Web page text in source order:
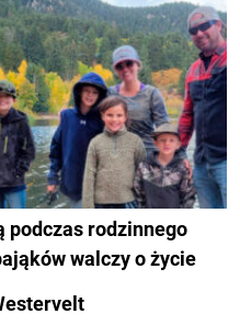
podczas rodzinnego
walczy o życie